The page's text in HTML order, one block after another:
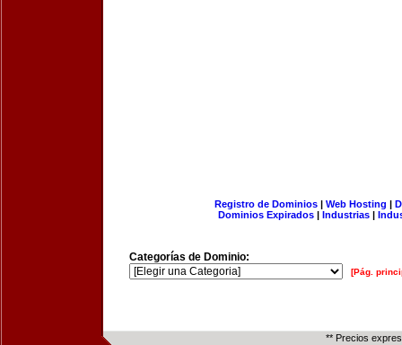
Registro de Dominios| Web Hosting |
Dominios Expirados | Industrias |
Categorías de Dominio:
[Pág.
** Precios